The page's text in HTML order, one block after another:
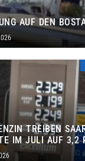
AUF DEN
TREIBEN
IM JULI AUF 3,2